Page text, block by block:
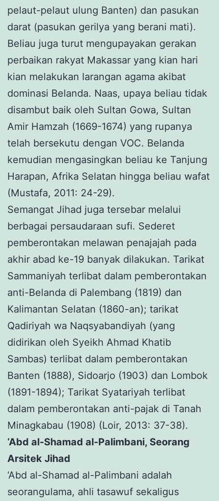
pelaut-pelaut ulung Banten) dan pasukan
darat (pasukan gerilya yang berani mati).
Beliau juga turut mengupayakan gerakan
perbaikan rakyat Makassar yang kian hari
kian melakukan larangan agama akibat
dominasi Belanda. Naas, upaya beliau tidak
disambut baik oleh Sultan Gowa, Sultan
Amir Hamzah (1669-1674) yang rupanya
telah bersekutu dengan VOC. Belanda
kemudian mengasingkan beliau ke Tanjung
Harapan, Afrika Selatan hingga beliau wafat
(Mustafa, 2011: 24-29).
Semangat Jihad juga tersebar melalui
berbagai persaudaraan sufi. Sederet
pemberontakan melawan penajajah pada
akhir abad ke-19 banyak dilakukan. Tarikat
Sammaniyah terlibat dalam pemberontakan
anti-Belanda di Palembang (1819) dan
Kalimantan Selatan (1860-an); tarikat
Qadiriyah wa Naqsyabandiyah (yang
didirikan oleh Syeikh Ahmad Khatib
Sambas) terlibat dalam pemberontakan
Banten (1888), Sidoarjo (1903) dan Lombok
(1891-1894); Tarikat Syatariyah terlibat
dalam pemberontakan anti-pajak di Tanah
Minagkabau (1908) (Loir, 2013: 37-38).
‘Abd al-Shamad al-Palimbani, Seorang
Arsitek Jihad
‘Abd al-Shamad al-Palimbani adalah
seorangulama, ahli tasawuf sekaligus